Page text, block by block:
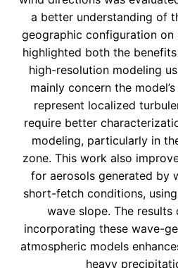
a better understanding of
geographic configuration on
highlighted both the
high-resolution modeling
mainly concern the
represent localized
require better
modeling, particularly in
zone. This work also
for aerosols generated by
short-fetch conditions,
wave slope. The
incorporating these wave-
atmospheric models
heavy